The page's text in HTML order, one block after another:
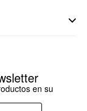
en su